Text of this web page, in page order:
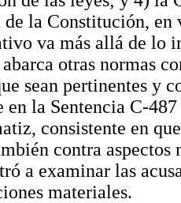
de la Constitución,
va más allá de lo
otras normas
sean pertinentes y
en la Sentencia C-
consistente en
contra
a examinar las
materiales.